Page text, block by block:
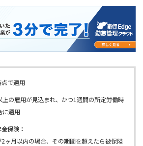
点で適用
上の雇用が見込まれ、かつ1週間の所定労働時
に適用
保険：
2ヶ月以内の場合、その期間を超えたら被保険